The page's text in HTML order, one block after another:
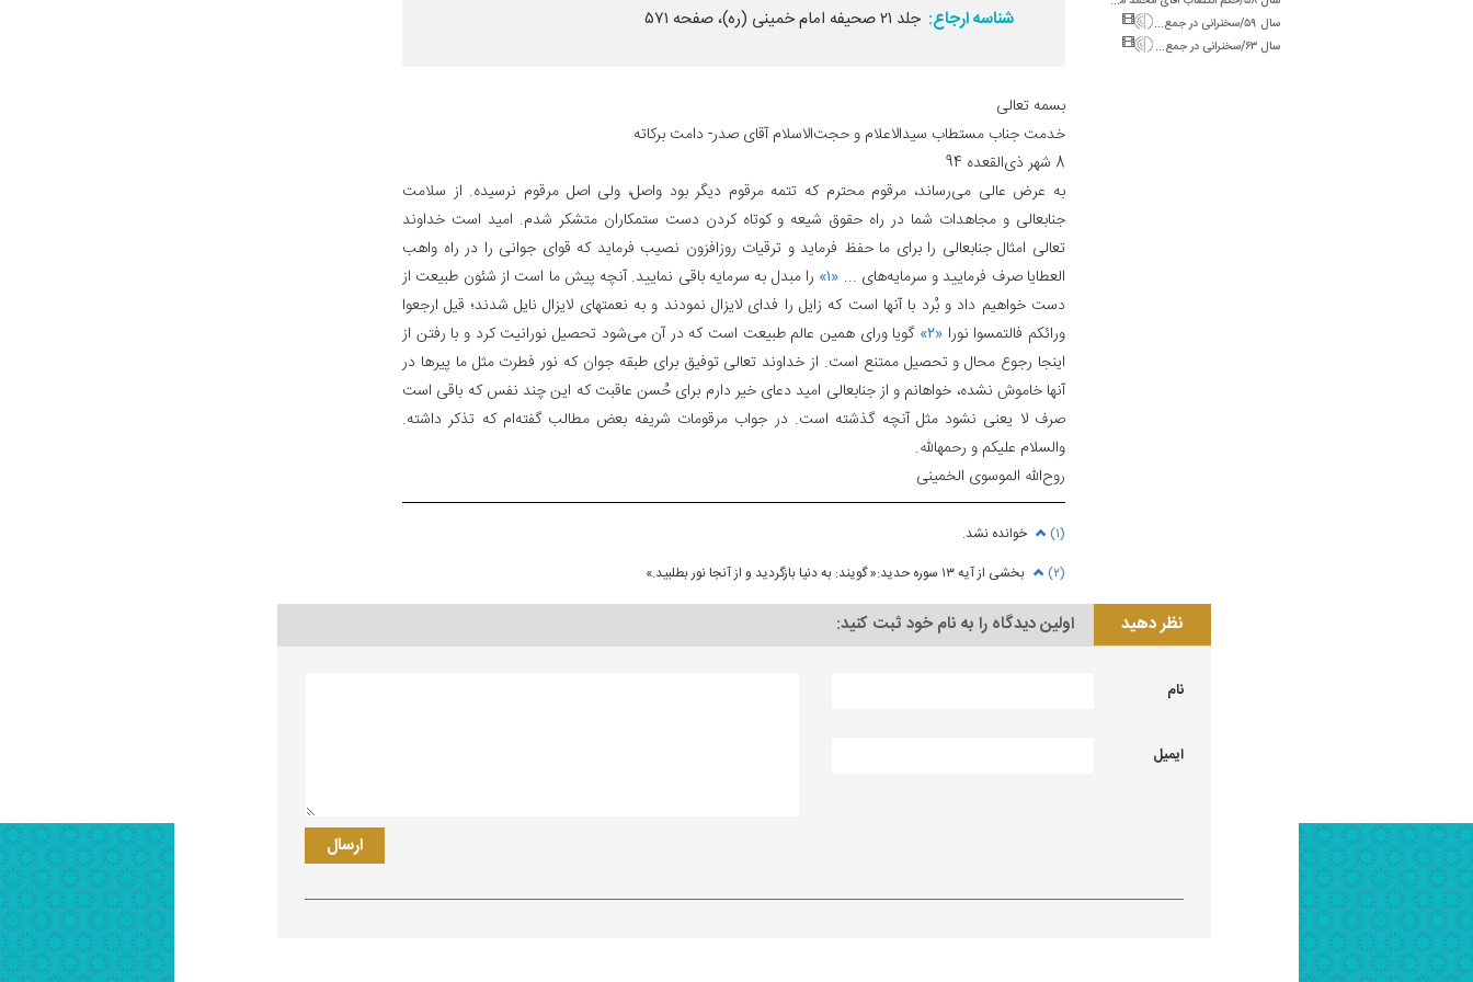
س
ال ۵۹/سخنرانی در جمع اعضای کنگره آزادی قدس (بازگشت به اسلام واقعی)
س
ال ۶۳/سخنرانی در جمع مقامات کشوری و لشکری (موانع تشکیل حکومت اسلامی توسط ائمه)
شناسه ارجاع: جلد ۲۱ صحیفه امام خمینی (ره)، صفحه ۵۷۱
بسمه تعالی‌
خدمت جناب مستطاب سیدالاعلام و حجت‌الاسلام آقای صدر- دامت برکاته‌
8 شهر ذی‌القعده 94
به عرض عالی می‌رساند، مرقوم محترم که تتمه مرقوم دیگر بود واصل، ولی اصل مرقوم نرسیده. از سلامت
جنابعالی و مجاهدات شما در راه حقوق شیعه و کوتاه کردن دست ستمکاران متشکر شدم. امید است خداوند
تعالی امثال جنابعالی را برای ما حفظ فرماید و ترقیات روزافزون نصیب فرماید که قوای جوانی را در راه واهب
العطایا صرف فرمایید و سرمایه‌های ... «۱»
را مبدل به سرمایه باقی نمایید. آنچه پیش ما است از شئون طبیعت از
دست خواهیم داد و بُرد با آنها است که زایل را فدای لایزال نمودند و به نعمتهای لایزال نایل شدند؛ قیل ارجعوا
ورائکم فالتمسوا نورا «۲»
گویا ورای همین عالم طبیعت است که در آن می‌شود تحصیل نورانیت کرد و با رفتن از
اینجا رجوع محال و تحصیل ممتنع است. از خداوند تعالی توفیق برای طبقه جوان که نور فطرت مثل ما پیرها در
آنها خاموش نشده، خواهانم و از جنابعالی امید دعای خیر دارم برای حُسن عاقبت که این چند نفس که باقی است
صرف لا یعنی نشود مثل آنچه گذشته است. در جواب مرقومات شریفه بعض مطالب گفته‌ام که تذکر داشته.
والسلام علیکم و رحمهالله.
روح‌الله الموسوی الخمینی‌
(۱)
خوانده نشد.
(۲)
بخشی از آیه ۱۳ سوره حدید:« گویند: به دنیا بازگردید و از آنجا نور بطلبید.»
نظر دهید اولین دیدگاه را به نام خود ثبت کنید:
نام
ایمیل